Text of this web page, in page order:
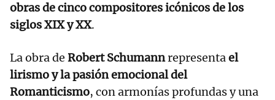
obras de cinco compositores icónicos de los
siglos XIX y XX.
La obra de Robert Schumannrepresentael
lirismo y la pasión emocional del
Romanticismo, con armonías profundas y una